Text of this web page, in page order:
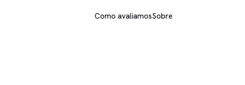
Como avaliamosSobre